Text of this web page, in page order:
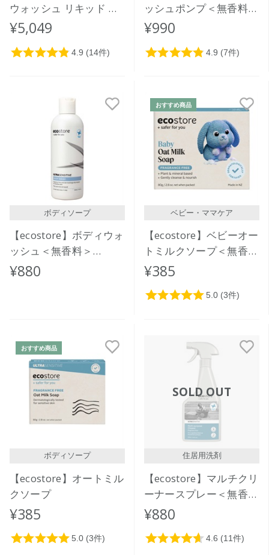
ウォッシュ リキッド ＜
無香料＞5L
¥5,049
ッシュポンプ＜無香料＞
300mL
¥990
ボディソープ
【ecostore】ボディウォ
ッシュ＜無香料＞
350mL
¥880
おすすめ商品
ベビー・ママケア
【ecostore】ベビーオー
トミルクソープ＜無香料
＞
¥385
おすすめ商品
ボディソープ
【ecostore】オートミル
クソープ
¥385
SOLD OUT
住居用洗剤
【ecostore】マルチクリ
ーナースプレー＜無香料
＞500mL
¥880